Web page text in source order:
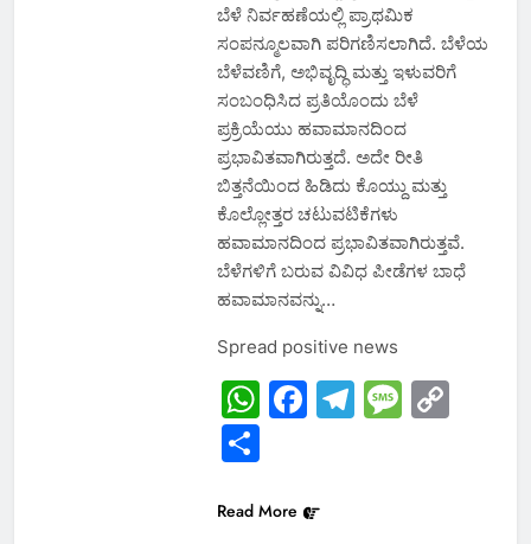
ಬೆಳೆ ನಿರ್ವಹಣೆಯಲ್ಲಿ ಪ್ರಾಥಮಿಕ
ಸಂಪನ್ಮೂಲವಾಗಿ ಪರಿಗಣಿಸಲಾಗಿದೆ. ಬೆಳೆಯ
ಬೆಳೆವಣಿಗೆ, ಅಭಿವೃದ್ಧಿ ಮತ್ತು ಇಳುವರಿಗೆ
ಸಂಬಂಧಿಸಿದ ಪ್ರತಿಯೊಂದು ಬೆಳೆ
ಪ್ರಕ್ರಿಯೆಯು ಹವಾಮಾನದಿಂದ
ಪ್ರಭಾವಿತವಾಗಿರುತ್ತದೆ. ಅದೇ ರೀತಿ
ಬಿತ್ತನೆಯಿಂದ ಹಿಡಿದು ಕೊಯ್ದು ಮತ್ತು
ಕೊಲ್ಲೋತ್ತರ ಚಟುವಟಿಕೆಗಳು
ಹವಾಮಾನದಿಂದ ಪ್ರಭಾವಿತವಾಗಿರುತ್ತವೆ.
ಬೆಳೆಗಳಿಗೆ ಬರುವ ವಿವಿಧ ಪೀಡೆಗಳ ಬಾಧೆ
ಹವಾಮಾನವನ್ನು…
Spread positive news
WhatsApp
Facebook
Telegram
Share
Read More